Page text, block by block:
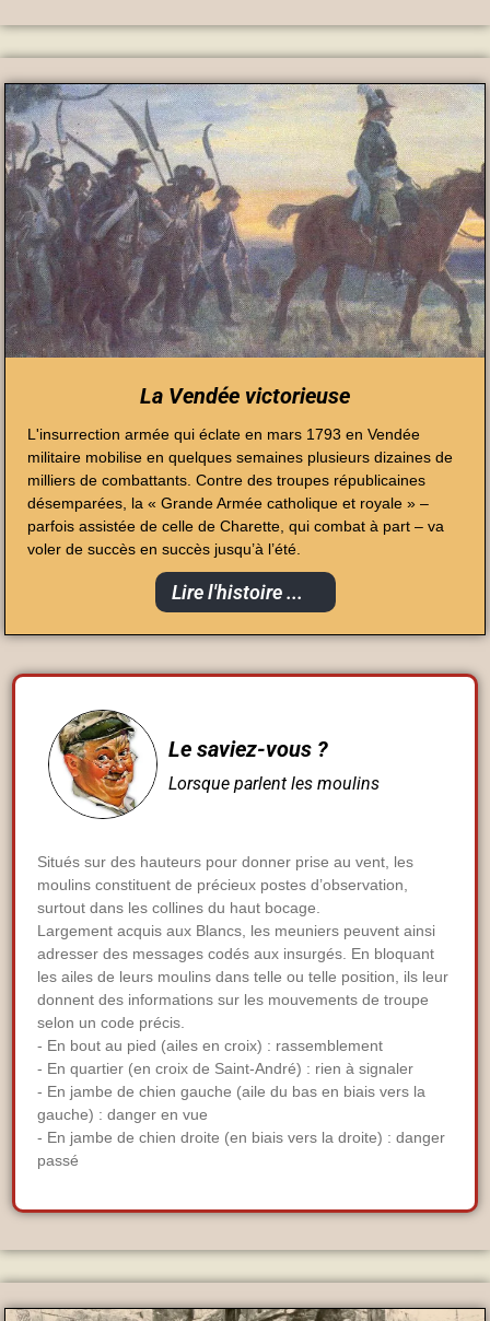
La Vendée victorieuse
L'insurrection armée qui éclate en mars 1793 en Vendée
militaire mobilise en quelques semaines plusieurs dizaines de
milliers de combattants. Contre des troupes républicaines
désemparées, la « Grande Armée catholique et royale » –
parfois assistée de celle de Charette, qui combat à part – va
voler de succès en succès jusqu’à l’été.
Lire l'histoire ...
Le saviez-vous ?
Lorsque parlent les moulins
Situés sur des hauteurs pour donner prise au vent, les
moulins constituent de précieux postes d’observation,
surtout dans les collines du haut bocage.
Largement acquis aux Blancs, les meuniers peuvent ainsi
adresser des messages codés aux insurgés. En bloquant
les ailes de leurs moulins dans telle ou telle position, ils leur
donnent des informations sur les mouvements de troupe
selon un code précis.
- En bout au pied (ailes en croix) : rassemblement
- En quartier (en croix de Saint-André) : rien à signaler
- En jambe de chien gauche (aile du bas en biais vers la
gauche) : danger en vue
- En jambe de chien droite (en biais vers la droite) : danger
passé